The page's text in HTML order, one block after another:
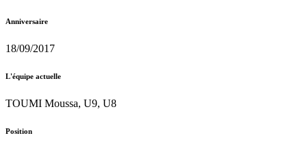
Anniversaire
18/09/2017
L'équipe actuelle
TOUMI Moussa, U9, U8
Position